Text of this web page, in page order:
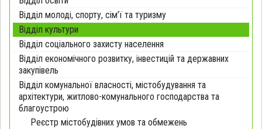
Відділ молоді, спорту, сім’ї та туризму
Відділ культури
Відділ соціального захисту населення
Відділ економічного розвитку, інвестицій та державних
закупівель
Відділ комунальної власності, містобудування та
архітектури, житлово-комунального господарства та
благоустрою
Реєстр містобудівних умов та обмежень